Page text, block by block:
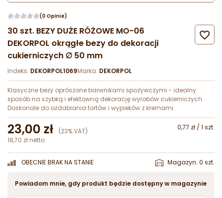
(0 Opinie)
30 szt. BEZY DUŻE RÓŻOWE MO-06
DEKORPOL okrągłe bezy do dekoracji
cukierniczych ∅ 50 mm

Indeks: DEKORPOL1069Marka: DEKORPOL
Klasyczne bezy oprószone barwnikami spożywczymi - idealny
sposób na szybką i efektowną dekorację wyrobów cukierniczych.
Doskonałe do ozdabiania tortów i wypieków z kremami.
23,00 zł (23% VAT)
0,77 zł / 1 szt.
18,70 zł netto
OBECNIE BRAK NA STANIE Magazyn: 0 szt.
Powiadom mnie, gdy produkt będzie dostępny w magazynie